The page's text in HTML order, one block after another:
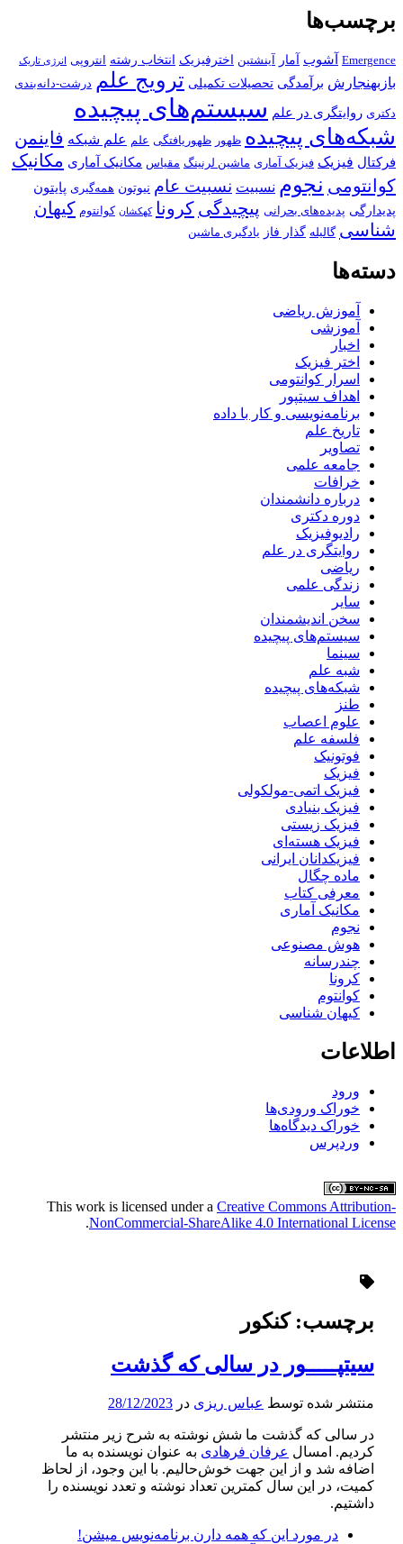
برچسب‌ها
Emergence آشوب آمار آینشتین اخترفیزیک انتخاب رشته انتروپی انرژی تاریک
بازبهنجارش برآمدگی تحصیلات تکمیلی ترویج علم درشت-دانه‌بندی
دکتری روایتگری در علم سیستم‌های پیچیده
شبکه‌های پیچیده ظهور ظهوریافتگی علم علم شبکه فاینمن
فرکتال فیزیک فیزیک آماری ماشین لرنینگ مقیاس مکانیک آماری مکانیک
کوانتومی نجوم نسبیت نسبیت عام نیوتون همه‌گیری پایتون
پدیدارگی پدیده‌های بحرانی پیچیدگی کرونا کهکشان کوانتوم کیهان
شناسی گالیله گذار فاز یادگیری ماشین
دسته‌ها
آموزش ریاضی
آموزشی
اخبار
اختر فیزیک
اسرار کوانتومی
اهداف سیتپور
برنامه‌نویسی و کار با داده
تاریخ علم
تصاویر
جامعه علمی
خرافات
درباره دانشمندان
دوره دکتری
رادیوفیزیک
روایتگری در علم
ریاضی
زندگی علمی
سایر
سخن اندیشمندان
سیستم‌های پیچیده
سینما
شبه علم
شبکه‌های پیچیده
طنز
علوم اعصاب
فلسفه علم
فوتونیک
فیزیک
فیزیک اتمی-مولکولی
فیزیک بنیادی
فیزیک زیستی
فیزیک هسته‌ای
فیزیکدانان ایرانی
ماده چگال
معرفی کتاب
مکانیک آماری
نجوم
هوش مصنوعی
چندرسانه
کرونا
کوانتوم
کیهان شناسی
اطلاعات
ورود
خوراک ورودی‌ها
خوراک دیدگاه‌ها
وردپرس
This work is licensed under a Creative Commons Attribution-
NonCommercial-ShareAlike 4.0 International License
.
برچسب:کنکور
سیتپـــــور در سالی که گذشت
منتشر شده توسط عباس ریزی در 28/12/2023
در سالی که گذشت ما شش نوشته به شرح زیر منتشر
کردیم. امسال عرفان فرهادی به عنوان نویسنده به ما
اضافه شد و از این جهت خوش‌حالیم. با این وجود، از لحاظ
کمیت، در این سال کمترین تعداد نوشته و تعدد نویسنده را
داشتیم.
در مورد این که همه دارن برنامه‌‌نویس میشن!